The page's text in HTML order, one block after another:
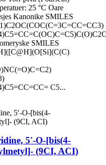
25 °C Oare
Kanonike SMILES
SMILES
C5...
5′-O-[bis(4-
(9CI, ACI)